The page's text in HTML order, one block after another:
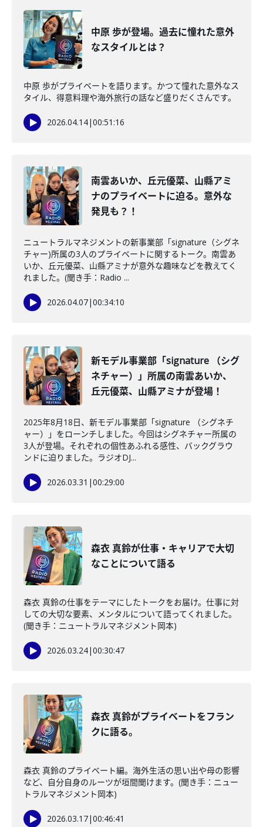
中原 歩が登場。過去に憧れた意外
なスタイルとは？
中原 歩がプライベートを語ります。かつて憧れた意外なス
タイル、得意料理や海外旅行の話など盛りだくさんです。
2026.04.14|00:51:16
南雲あいか、丘元優菜、山縣アミ
ナのプライベートに迫る。意外な
発見も？！
ニュートラルマネジメントの新事業部「signature（シグネ
チャー)所属の3人のプライベートに関するトーク。南雲あ
いか、丘元優菜、山縣アミナが意外な趣味などを教えてく
れました。(聞き手：Radio ...
2026.04.07|00:34:10
新モデル事業部「signature （シグ
ネチャー）」所属の南雲あいか、
丘元優菜、山縣アミナが登場！
2025年8月18日、新モデル事業部「signature （シグネチ
ャー）」をローンチしました。今回はシグネチャー所属の
3人が登場。それぞれの個性あふれる感性、バックグラウ
ンドに迫りました。ラジオDJ...
2026.03.31 |00:29:00
森衣 真鈴が仕事・キャリアで大切
なことについて語る
森衣 真鈴の仕事をテーマにしたトークをお届け。仕事に対
しての大切な要素、メンタルについて語ってくれました。
(聞き手：ニュートラルマネジメント岡本)
2026.03.24|00:30:47
森衣 真鈴がプライベートをフラン
クに語る。
森衣 真鈴のプライベート編。海外生活の思い出や母の影響
など、自分自身のルーツが垣間聞けます。(聞き手：ニュー
トラルマネジメント岡本)
2026.03.17|00:46:41